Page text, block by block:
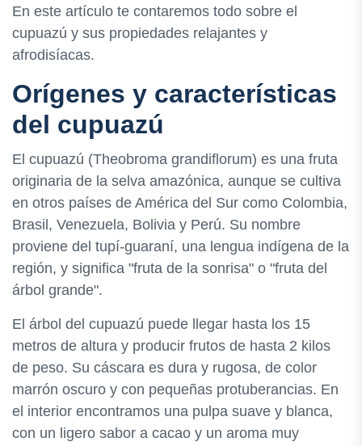
En este artículo te contaremos todo sobre el
cupuazú y sus propiedades relajantes y
afrodisíacas.
Orígenes y características
del cupuazú
El cupuazú (Theobroma grandiflorum) es una fruta
originaria de la selva amazónica, aunque se cultiva
en otros países de América del Sur como Colombia,
Brasil, Venezuela, Bolivia y Perú. Su nombre
proviene del tupí-guaraní, una lengua indígena de la
región, y significa "fruta de la sonrisa" o "fruta del
árbol grande".
El árbol del cupuazú puede llegar hasta los 15
metros de altura y producir frutos de hasta 2 kilos
de peso. Su cáscara es dura y rugosa, de color
marrón oscuro y con pequeñas protuberancias. En
el interior encontramos una pulpa suave y blanca,
con un ligero sabor a cacao y un aroma muy